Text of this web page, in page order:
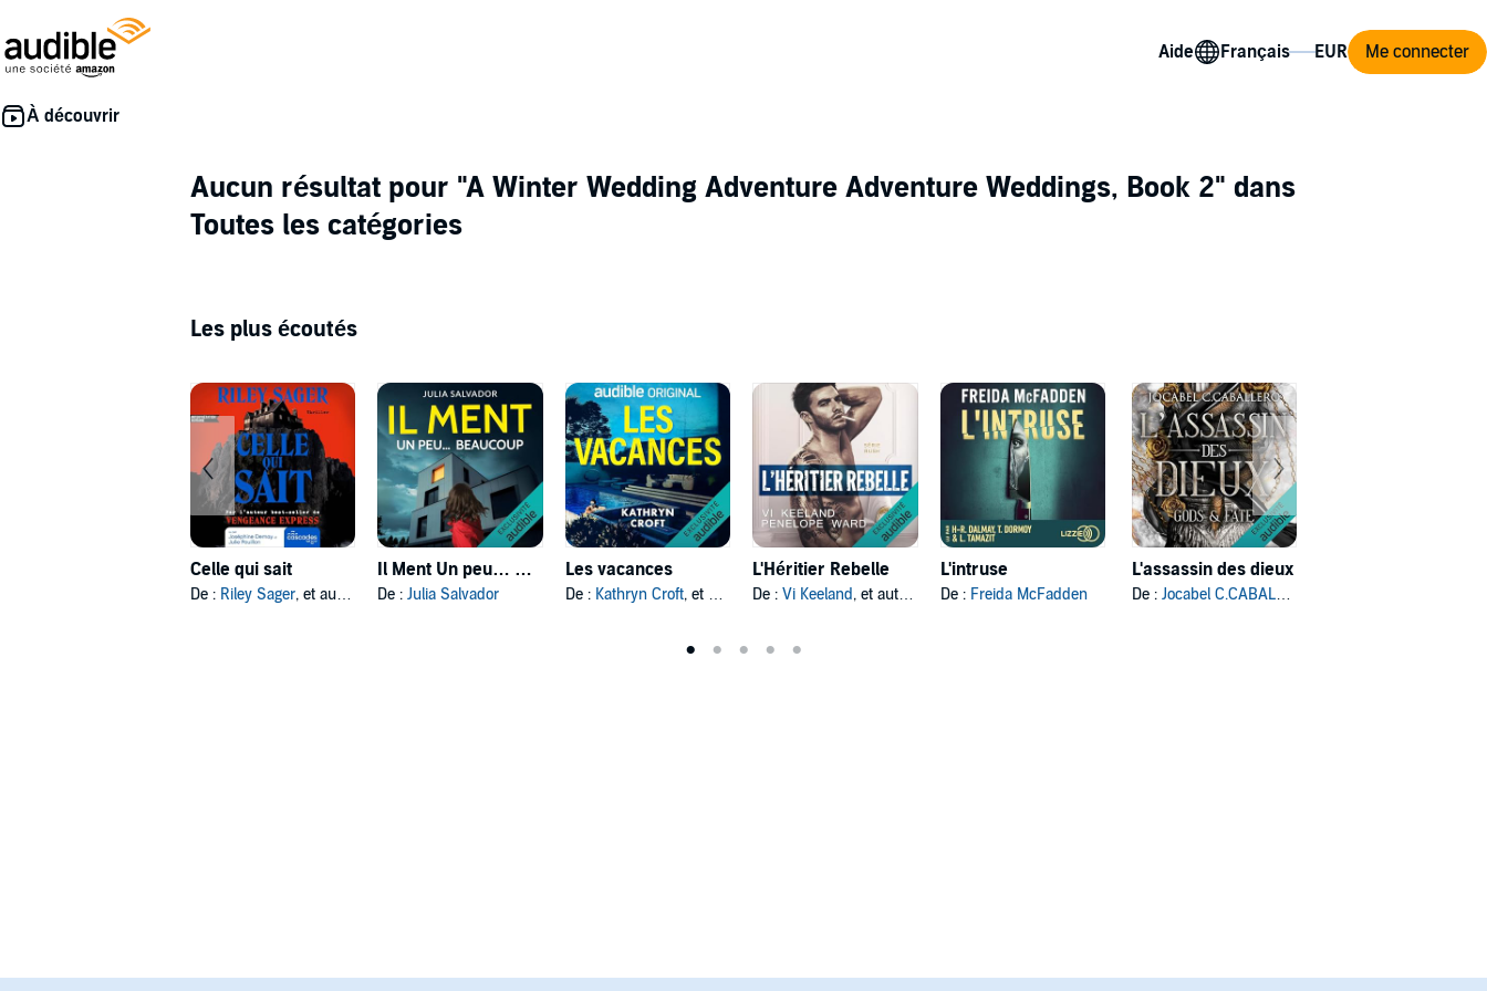
Aide Me connecter
Aucun résultat pour "A Winter Wedding Adventure Adventure Weddings, Book 2" dans
Toutes les catégories
Les plus écoutés
Celle qui sait
De : Riley Sager, et autres
Il Ment Un peu… Beaucoup
De :Julia Salvador
Les vacances
De : Kathryn Croft, et autres
L'Héritier Rebelle
De :Vi Keeland, et autres
L'intruse
De : Freida McFadden
L'assassin des dieux
De : Jocabel C.CABALLERO